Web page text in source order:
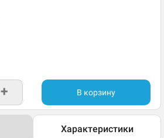
+ В корзину
Характеристики